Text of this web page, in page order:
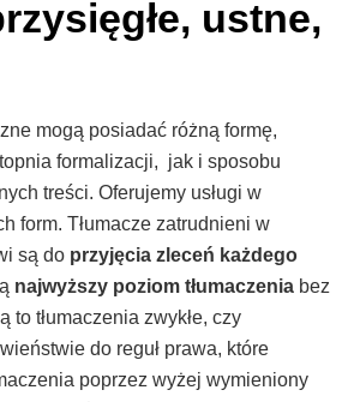
ustne,
mogą posiadać różną formę,
formalizacji, jak i sposobu
treści. Oferujemy usługi w
form. Tłumacze zatrudnieni w
są do przyjęcia zleceń każdego
najwyższy poziom tłumaczenia bez
to tłumaczenia zwykłe, czy
do reguł prawa, które
poprzez wyżej wymieniony